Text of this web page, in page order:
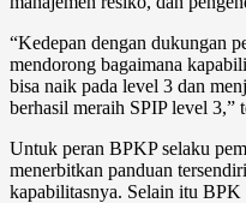
“Kedepan dengan dukungan
mendorong bagaimana
bisa naik pada level 3 dan
berhasil meraih SPIP level 3,”
Untuk peran BPKP selaku
menerbitkan panduan
kapabilitasnya. Selain itu BPK